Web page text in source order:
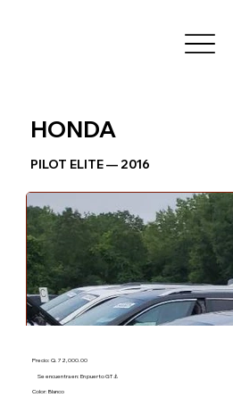
Color: Blanco
Precio: Q. 72,000.00
Se encuentra en: En puerto GT ⚓
HONDA
PILOT ELITE — 2016